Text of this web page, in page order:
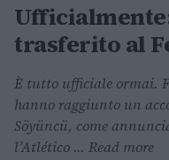
trasferito al
È tutto ufficiale ormai.
hanno raggiunto un
Söyüncü, come
l’Atlético ... Read more